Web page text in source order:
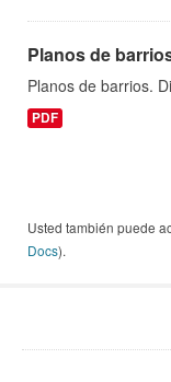
Planos de
Planos de barrios.
PDF
Usted también puede
Docs).